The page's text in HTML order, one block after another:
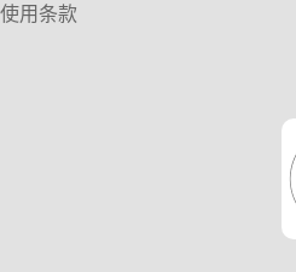
使用条款